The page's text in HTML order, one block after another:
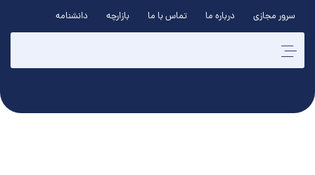
سرور مجازی درباره ما تماس با ما بازارچه دانشنامه